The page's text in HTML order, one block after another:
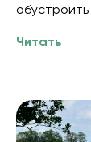
Читать